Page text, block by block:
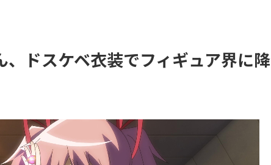
、ドスケベ衣装でフィギュア界に降